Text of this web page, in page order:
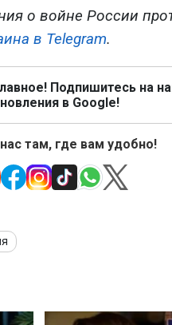
о войне России
в Telegram.
Подпишитесь на
в Google!
там, где вам удобно!